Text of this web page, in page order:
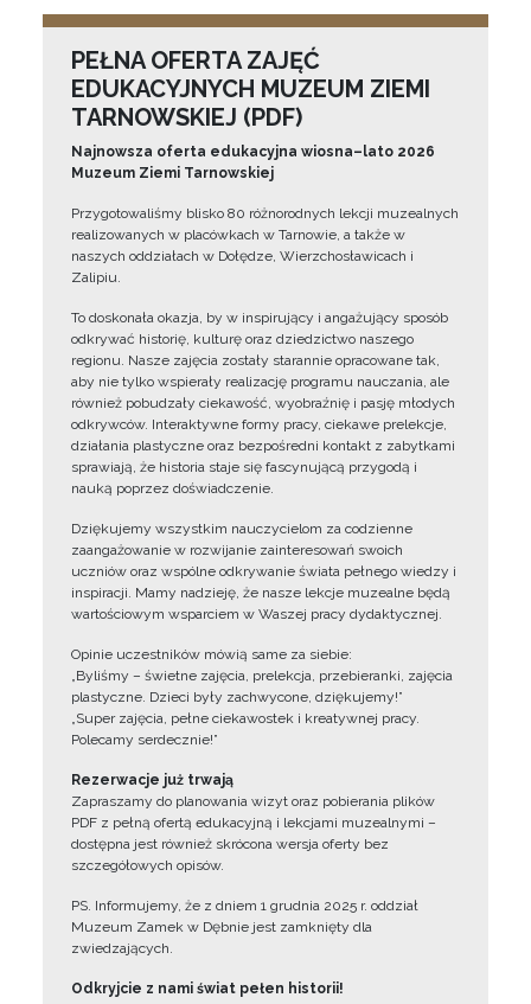
PEŁNA OFERTA ZAJĘĆ
EDUKACYJNYCH MUZEUM ZIEMI
TARNOWSKIEJ (PDF)
Najnowsza oferta edukacyjna wiosna–lato 2026
Muzeum Ziemi Tarnowskiej
Przygotowaliśmy blisko 80 różnorodnych lekcji muzealnych
realizowanych w placówkach w Tarnowie, a także w
naszych oddziałach w Dołędze, Wierzchosławicach i
Zalipiu.
To doskonała okazja, by w inspirujący i angażujący sposób
odkrywać historię, kulturę oraz dziedzictwo naszego
regionu. Nasze zajęcia zostały starannie opracowane tak,
aby nie tylko wspierały realizację programu nauczania, ale
również pobudzały ciekawość, wyobraźnię i pasję młodych
odkrywców. Interaktywne formy pracy, ciekawe prelekcje,
działania plastyczne oraz bezpośredni kontakt z zabytkami
sprawiają, że historia staje się fascynującą przygodą i
nauką poprzez doświadczenie.
Dziękujemy wszystkim nauczycielom za codzienne
zaangażowanie w rozwijanie zainteresowań swoich
uczniów oraz wspólne odkrywanie świata pełnego wiedzy i
inspiracji. Mamy nadzieję, że nasze lekcje muzealne będą
wartościowym wsparciem w Waszej pracy dydaktycznej.
Opinie uczestników mówią same za siebie:
„Byliśmy – świetne zajęcia, prelekcja, przebieranki, zajęcia
plastyczne. Dzieci były zachwycone, dziękujemy!”
„Super zajęcia, pełne ciekawostek i kreatywnej pracy.
Polecamy serdecznie!”
Rezerwacje już trwają
Zapraszamy do planowania wizyt oraz pobierania plików
PDF z pełną ofertą edukacyjną i lekcjami muzealnymi –
dostępna jest również skrócona wersja oferty bez
szczegółowych opisów.
PS. Informujemy, że z dniem 1 grudnia 2025 r. oddział
Muzeum Zamek w Dębnie jest zamknięty dla
zwiedzających.
Odkryjcie z nami świat pełen historii!